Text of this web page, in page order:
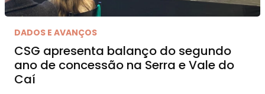
DADOS E AVANÇOS
CSG apresenta balanço do segundo
ano de concessão na Serra e Vale do
Caí